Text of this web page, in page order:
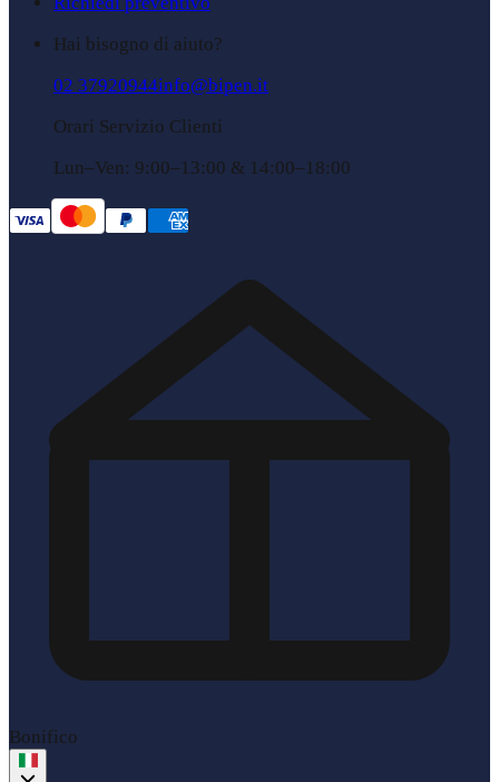
Hai bisogno di aiuto?
02 37920944info@bipen.it
Orari Servizio Clienti
Lun–Ven: 9:00–13:00 & 14:00–18:00
Bonifico